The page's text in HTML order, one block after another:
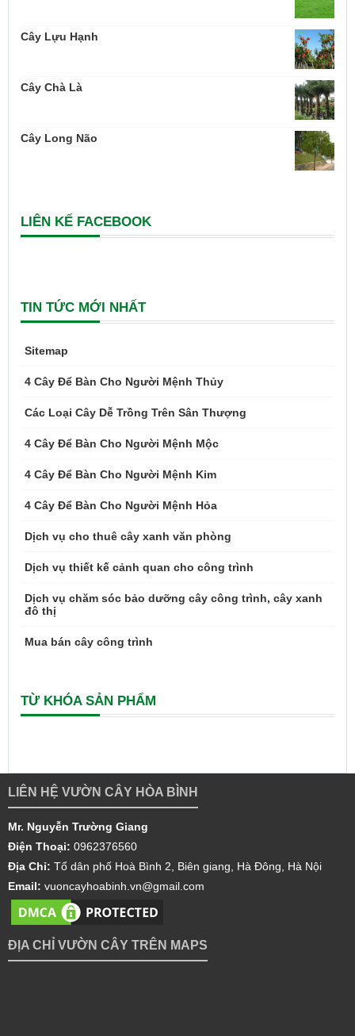
Cây Lựu Hạnh
Cây Chà Là
Cây Long Não
LIÊN KẾ FACEBOOK
TIN TỨC MỚI NHẤT
Sitemap
4 Cây Để Bàn Cho Người Mệnh Thủy
Các Loại Cây Dễ Trồng Trên Sân Thượng
4 Cây Để Bàn Cho Người Mệnh Mộc
4 Cây Để Bàn Cho Người Mệnh Kim
4 Cây Để Bàn Cho Người Mệnh Hỏa
Dịch vụ cho thuê cây xanh văn phòng
Dịch vụ thiết kế cảnh quan cho công trình
Dịch vụ chăm sóc bảo dưỡng cây công trình, cây xanh
đô thị
Mua bán cây công trình
TỪ KHÓA SẢN PHẨM
LIÊN HỆ VƯỜN CÂY HÒA BÌNH
Mr. Nguyễn Trường Giang
Điện Thoại: 0962376560
Địa Chỉ: Tổ dân phố Hoà Bình 2, Biên giang, Hà Đông, Hà Nội
Email: vuoncayhoabinh.vn@gmail.com
ĐỊA CHỈ VƯỜN CÂY TRÊN MAPS